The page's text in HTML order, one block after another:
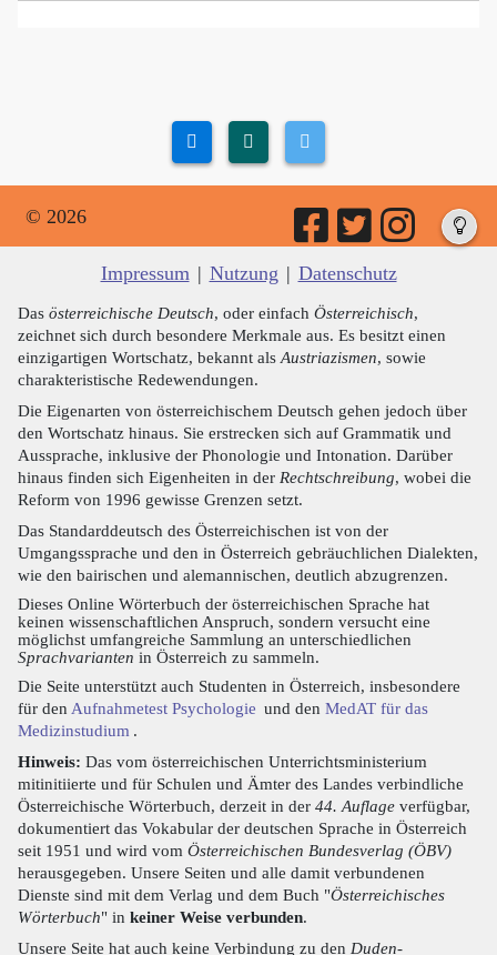
© 2026
Impressum | Nutzung | Datenschutz
Das österreichische Deutsch, oder einfach Österreichisch,
zeichnet sich durch besondere Merkmale aus. Es besitzt einen
einzigartigen Wortschatz, bekannt als Austriazismen, sowie
charakteristische Redewendungen.
Die Eigenarten von österreichischem Deutsch gehen jedoch über
den Wortschatz hinaus. Sie erstrecken sich auf Grammatik und
Aussprache, inklusive der Phonologie und Intonation. Darüber
hinaus finden sich Eigenheiten in der Rechtschreibung, wobei die
Reform von 1996 gewisse Grenzen setzt.
Das Standarddeutsch des Österreichischen ist von der
Umgangssprache und den in Österreich gebräuchlichen Dialekten,
wie den bairischen und alemannischen, deutlich abzugrenzen.
Dieses Online Wörterbuch der österreichischen Sprache hat
keinen wissenschaftlichen Anspruch, sondern versucht eine
möglichst umfangreiche Sammlung an unterschiedlichen
Sprachvarianten in Österreich zu sammeln.
Die Seite unterstützt auch Studenten in Österreich, insbesondere
für den Aufnahmetest Psychologie und den MedAT für das
Medizinstudium .
Hinweis: Das vom österreichischen Unterrichtsministerium
mitinitiierte und für Schulen und Ämter des Landes verbindliche
Österreichische Wörterbuch, derzeit in der 44. Auflage verfügbar,
dokumentiert das Vokabular der deutschen Sprache in Österreich
seit 1951 und wird vom Österreichischen Bundesverlag (ÖBV)
herausgegeben. Unsere Seiten und alle damit verbundenen
Dienste sind mit dem Verlag und dem Buch "Österreichisches
Wörterbuch" in keiner Weise verbunden.
Unsere Seite hat auch keine Verbindung zu den Duden-